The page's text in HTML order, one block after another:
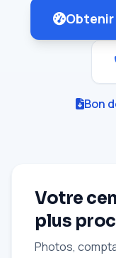
Bon
Votre
plus
Photos,